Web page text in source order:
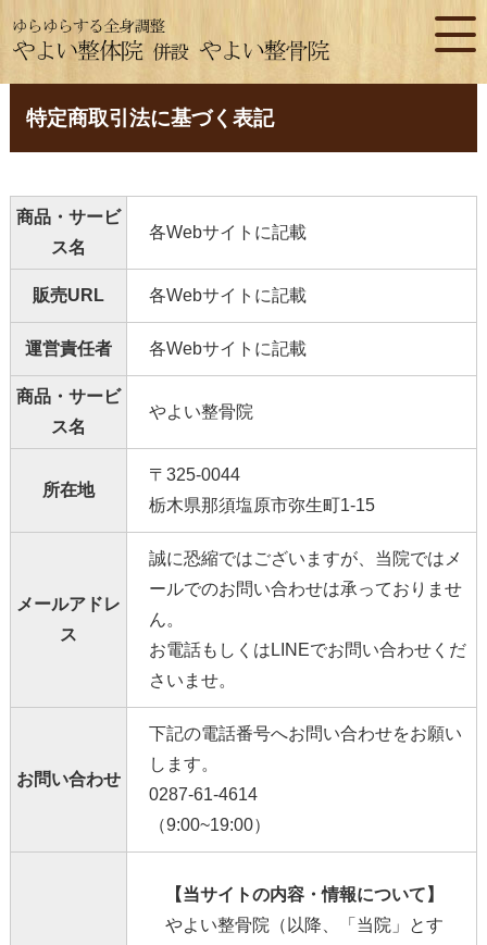
特定商取引法に基づく表記
商品・サービ
ス名
各Webサイトに記載
販売URL 各Webサイトに記載
運営責任者 各Webサイトに記載
商品・サービ
ス名
やよい整骨院
所在地
〒325-0044
栃木県那須塩原市弥生町1-15
メールアドレ
ス
誠に恐縮ではございますが、当院ではメ
ールでのお問い合わせは承っておりませ
ん。
お電話もしくはLINEでお問い合わせくだ
さいませ。
お問い合わせ
下記の電話番号へお問い合わせをお願い
します。
0287-61-4614
（9:00~19:00）
【当サイトの内容・情報について】
やよい整骨院（以降、「当院」とす